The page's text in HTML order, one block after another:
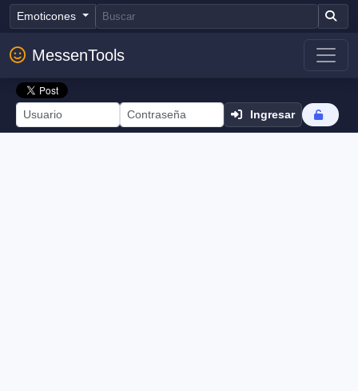
Emoticones
MessenTools
Ingresar